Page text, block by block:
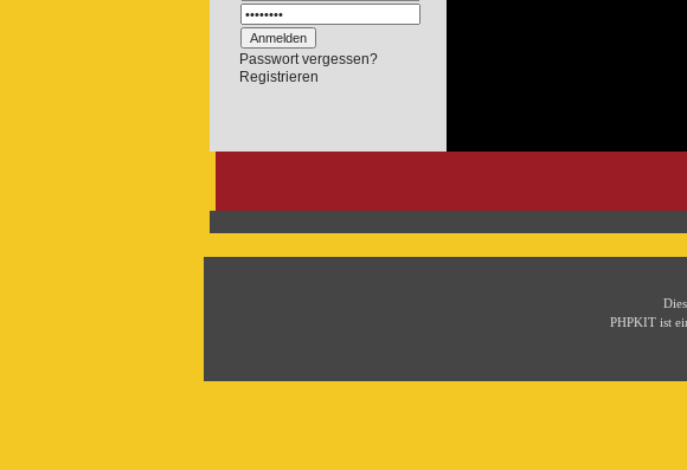
Passwort vergessen?
Registrieren
PHPKIT ist